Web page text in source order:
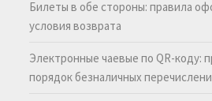
Билеты в обе стороны: правила
условия возврата
Электронные чаевые по QR-коду:
порядок безналичных